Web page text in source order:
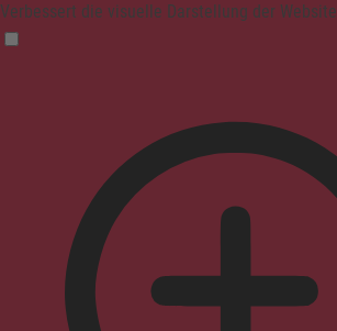
Verbessert die visuelle Darstellung der Website